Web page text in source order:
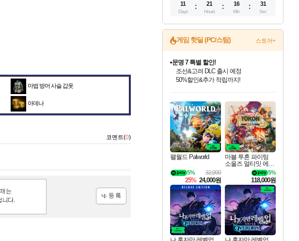
마법 방어 사슬 갑옷
아데나
코멘트(0)
11
Days
21
Hours
16
Min
30
Sec
게임 핫딜 (PC/스팀) 스토어+
최대 90% 할인가를 만나보세요!
네이버혜택과 함께 만나보세요!
문명 7 특별 할인!
조선&고려 DLC 출시 예정
50%할인&추가 적립까지!
마블 투혼 파이팅 소울즈 정식출시!
마블 히어로 총 출동&화려한 격투!
이니&베니 혜택까지!
네이버 혜택가와 함께 예약하세요!
할인&네이버혜택으로 만나보세요!
네이버페이 혜택과 만나보세요!
40주년 프로모션으로 만나보세요!
할인가에 만나보세요!
일부 에디션 상시 할인!
혜택으로 예약 판매 중
편안하게 충전하세요
팰월드 Palworld
32,000
5%
25% 24,000원
마블 투혼 파이팅
소울즈 얼티밋 에디
션 MARVEL Tokon
Fighting Souls Ultima
te Edition
5%
118,000원